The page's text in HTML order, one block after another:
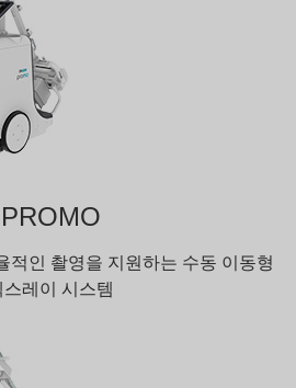
PROMO
적인 촬영을 지원하는 수동 이동형
스레이 시스템